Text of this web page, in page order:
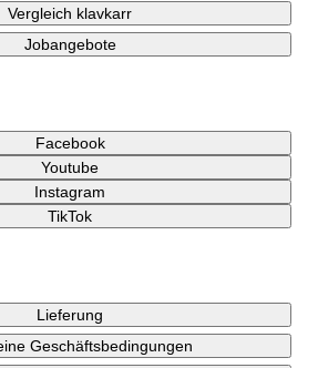
Vergleich klavkarr
Jobangebote
Facebook
Youtube
Instagram
TikTok
Lieferung
Geschäftsbedingungen